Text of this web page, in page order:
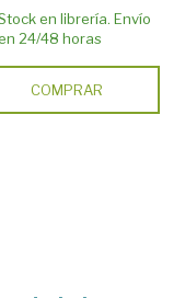
en librería. Envío
24/48 horas
COMPRAR